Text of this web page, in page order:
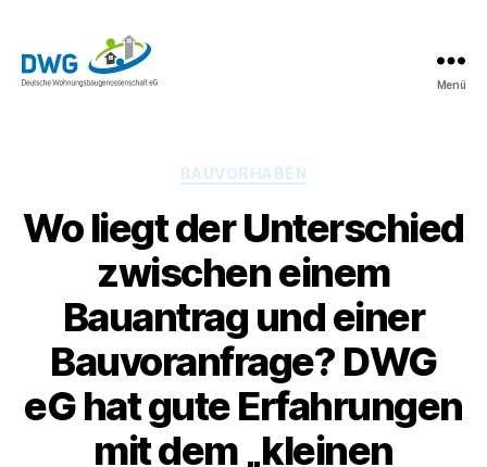
Menü
Kategorien
BAUVORHABEN
Wo liegt der Unterschied
zwischen einem
Bauantrag und einer
Bauvoranfrage? DWG
eG hat gute Erfahrungen
mit dem „kleinen